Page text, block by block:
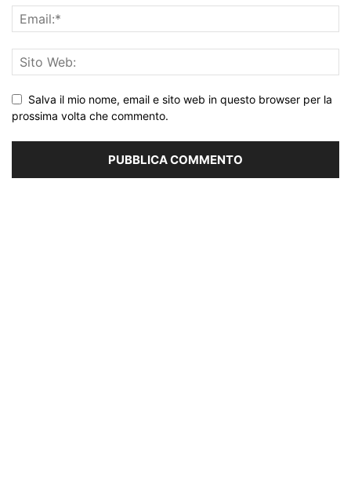
Salva il mio nome, email e sito web in questo browser per la
prossima volta che commento.